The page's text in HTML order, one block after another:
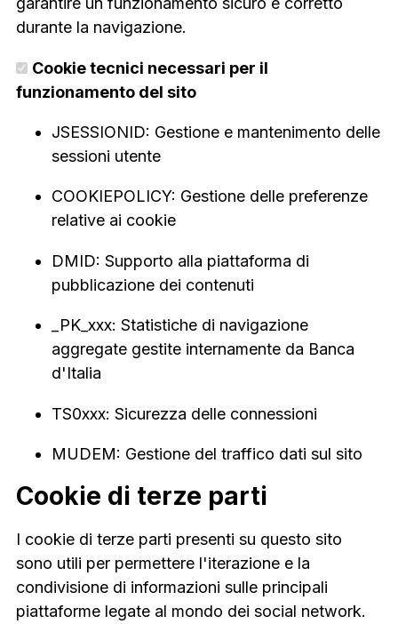
durante la navigazione.
Cookie tecnici necessari per il
funzionamento del sito
JSESSIONID: Gestione e mantenimento delle
sessioni utente
COOKIEPOLICY: Gestione delle preferenze
relative ai cookie
DMID: Supporto alla piattaforma di
pubblicazione dei contenuti
_PK_xxx: Statistiche di navigazione
aggregate gestite internamente da Banca
d'Italia
TS0xxx: Sicurezza delle connessioni
MUDEM: Gestione del traffico dati sul sito
Cookie di terze parti
I cookie di terze parti presenti su questo sito
sono utili per permettere l'iterazione e la
condivisione di informazioni sulle principali
piattaforme legate al mondo dei social network.